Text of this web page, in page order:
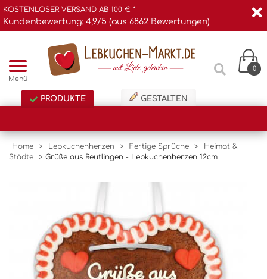
KOSTENLOSER VERSAND AB 100 € *
Kundenbewertung: 4,9/5 (aus 6862 Bewertungen)
Menü
0
PRODUKTE GESTALTEN
Home > Lebkuchenherzen > Fertige Sprüche >
Heimat &
Städte
> Grüße aus Reutlingen - Lebkuchenherzen 12cm